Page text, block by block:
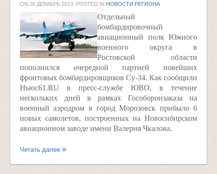
ON 26 ДЕКАБРЬ 2013 . POSTED IN НОВОСТИ РЕГИОНА
Отдельный
бомбардировочный
авиационный полк Южного
военного округа в
Ростовской области
пополнился очередной партией новейших
фронтовых бомбардировщиков Су-34. Как сообщили
Ньюс61.RU в пресс-службе ЮВО, в течение
нескольких дней в рамках Гособоронзаказа на
военный аэродром в город Морозовск прибыло 6
новых самолетов, построенных на Новосибирском
авиационном заводе имени Валерия Чкалова.
Читать далее